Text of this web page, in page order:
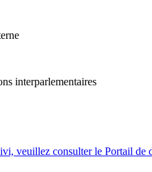
interparlementaires
veuillez consulter le Portail de